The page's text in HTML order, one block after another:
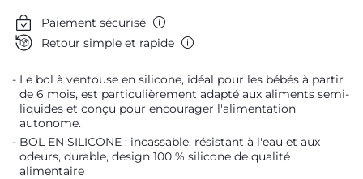
Paiement sécurisé
Retour simple et rapide
Le bol à ventouse en silicone, idéal pour les bébés à partir
de 6 mois, est particulièrement adapté aux aliments semi-
liquides et conçu pour encourager l'alimentation
autonome.
BOL EN SILICONE : incassable, résistant à l'eau et aux
odeurs, durable, design 100 % silicone de qualité
alimentaire